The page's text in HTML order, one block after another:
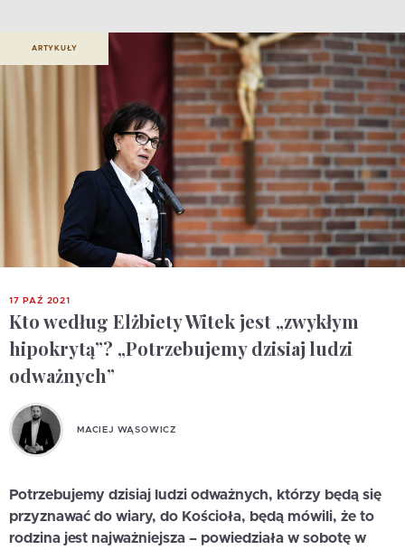
ARTYKUŁY
17 PAŹ 2021
Kto według Elżbiety Witek jest „zwykłym
hipokrytą”? „Potrzebujemy dzisiaj ludzi
odważnych”
MACIEJ WĄSOWICZ
Potrzebujemy dzisiaj ludzi odważnych, którzy będą się
przyznawać do wiary, do Kościoła, będą mówili, że to
rodzina jest najważniejsza – powiedziała w sobotę w